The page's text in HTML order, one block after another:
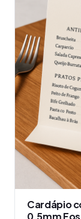
As
opções
podem
ser
escolhidas
na
página
do
produto
Cardápio
0,5mm